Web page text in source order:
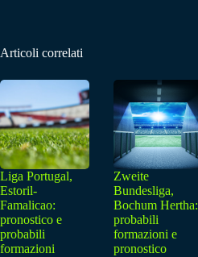
Articoli correlati
Liga Portugal,
Estoril-
Famalicao:
pronostico e
probabili
formazioni
Zweite
Bundesliga,
Bochum Hertha:
probabili
formazioni e
pronostico